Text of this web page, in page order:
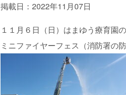
掲載日：2022年11月07日
１１月６日（日）はまゆう療育園
ミニファイヤーフェス（消防署の